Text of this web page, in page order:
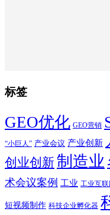
标签
GEO优化 GEO营销
“小巨人” 产业会议 产业创新
创业创新制造业
术会议案例 工业 工业互联
短视频制作 科技企业孵化器